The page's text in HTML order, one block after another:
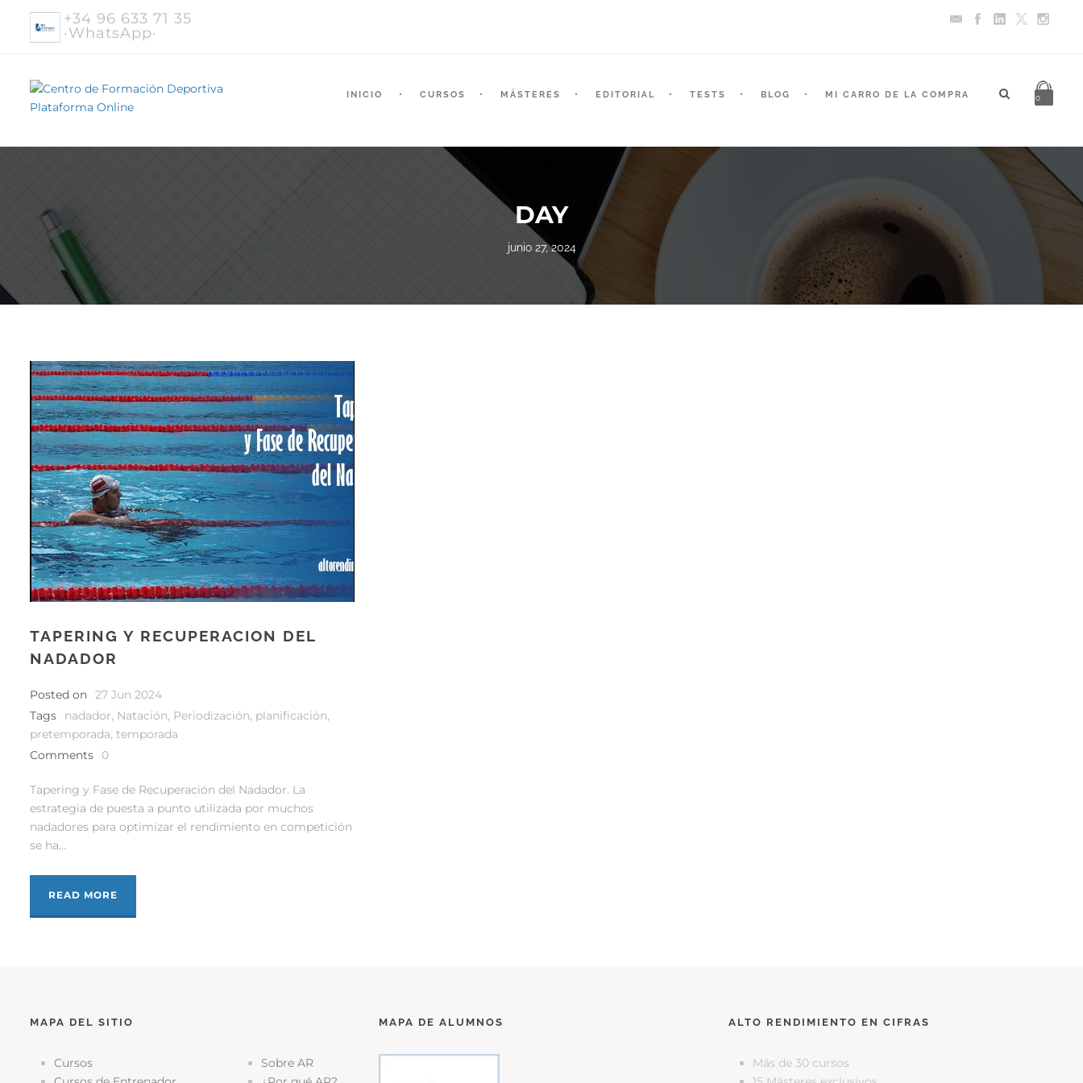
+34 96 633 71 35
·WhatsApp·
INICIO CURSOS MÁSTERES EDITORIAL TESTS BLOG MI CARRO DE LA COMPRA 0
DAY
junio 27, 2024
TAPERING Y RECUPERACION DEL
NADADOR
Posted on 27 Jun 2024
Tags
nadador, Natación, Periodización, planificación,
pretemporada, temporada
Comments
0
Tapering y Fase de Recuperación del Nadador. La
estrategia de puesta a punto utilizada por muchos
nadadores para optimizar el rendimiento en competición
se ha...
READ MORE
MAPA DEL SITIO
Cursos
Sobre AR
MAPA DE ALUMNOS ALTO RENDIMIENTO EN CIFRAS
Más de 30 cursos